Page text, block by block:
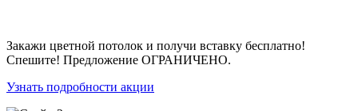
Закажи цветной потолок и получи вставку бесплатно!
Спешите! Предложение ОГРАНИЧЕНО.
Узнать подробности акции